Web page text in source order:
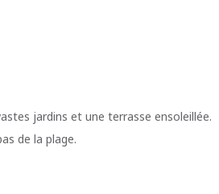
jardins et une terrasse ensoleillée.
de la plage.